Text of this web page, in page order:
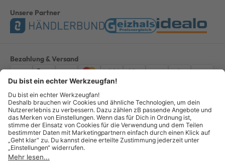
Unsere Partner
Bezahlung & Versand
ImpressumAGBDatenschutzWiderruf Vertrag widerrufen
Alle Preise verstehen sich inkl. ges. MwSt. *Kostenloser Versand innerhalb
Deutschlands, bei Bestellungen ab 100,00 Euro.
© Copyright 2026 GOTOOLS GmbH - Alle Rechte vorbehalten. powered by
createyourtemplate